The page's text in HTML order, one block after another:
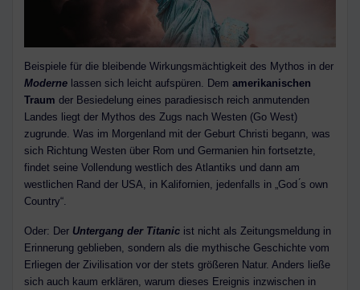
Beispiele für die bleibende Wirkungsmächtigkeit des Mythos in der
Moderne lassen sich leicht aufspüren. Dem amerikanischen
Traum der Besiedelung eines paradiesisch reich anmutenden
Landes liegt der Mythos des Zugs nach Westen (Go West)
zugrunde. Was im Morgenland mit der Geburt Christi begann, was
sich Richtung Westen über Rom und Germanien hin fortsetzte,
findet seine Vollendung westlich des Atlantiks und dann am
westlichen Rand der USA, in Kalifornien, jedenfalls in „God ́s own
Country“.
Oder: Der Untergang der Titanic ist nicht als Zeitungsmeldung in
Erinnerung geblieben, sondern als die mythische Geschichte vom
Erliegen der Zivilisation vor der stets größeren Natur. Anders ließe
sich auch kaum erklären, warum dieses Ereignis inzwischen in